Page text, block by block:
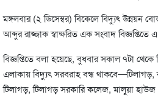
মঙ্গলবার (২ ডিসেম্বর) বিকেলে বিদ্যুৎ উন্নয়ন
আব্দুর রাজ্জাক স্বাক্ষরিত এক সংবাদ
বিজ্ঞপ্তিতে বলা হয়েছে, বুধবার সকাল ৭টা
এলাকায় বিদ্যুৎ সরবরাহ বন্ধ
টিলাগড়, টিলাগড় সরকারি কলেজ, মালুয়া